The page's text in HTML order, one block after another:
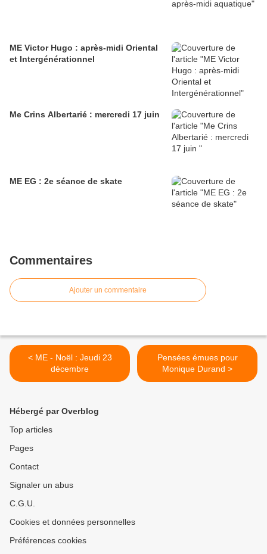
ME Victor Hugo : après-midi Oriental
et Intergénérationnel
Me Crins Albertarié : mercredi 17 juin
ME EG : 2e séance de skate
Commentaires
Ajouter un commentaire
< ME - Noël : Jeudi 23
décembre
Pensées émues pour
Monique Durand >
Hébergé par Overblog
Top articles
Pages
Contact
Signaler un abus
C.G.U.
Cookies et données personnelles
Préférences cookies